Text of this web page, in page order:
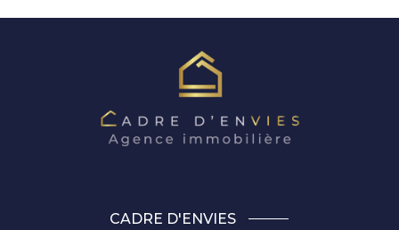
CADRE D'ENVIES